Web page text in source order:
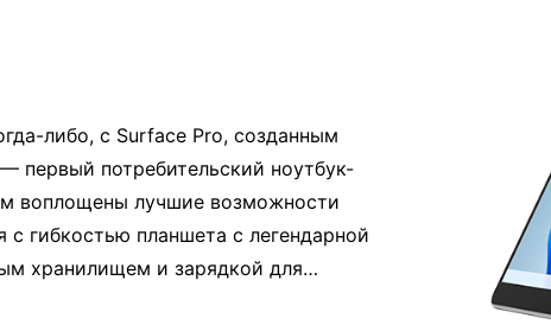
либо, с Surface Pro, созданным
первый потребительский ноутбук-
воплощены лучшие возможности
гибкостью планшета с легендарной
хранилищем и зарядкой для…